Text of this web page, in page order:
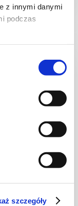
z innymi danymi
podczas
szczegóły
8